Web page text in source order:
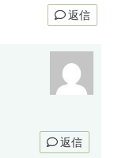
返信
返信